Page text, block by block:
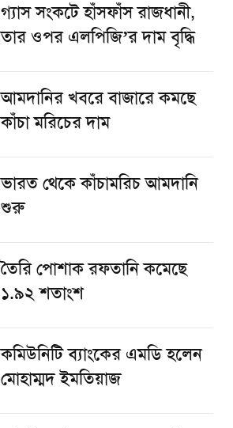
গ্যাস সংকটে হাঁসফাঁস রাজধানী,
তার ওপর এলপিজি’র দাম বৃদ্ধি
আমদানির খবরে বাজারে কমছে
কাঁচা মরিচের দাম
ভারত থেকে কাঁচামরিচ আমদানি
শুরু
তৈরি পোশাক রফতানি কমেছে
১.৯২ শতাংশ
কমিউনিটি ব্যাংকের এমডি হলেন
মোহাম্মদ ইমতিয়াজ